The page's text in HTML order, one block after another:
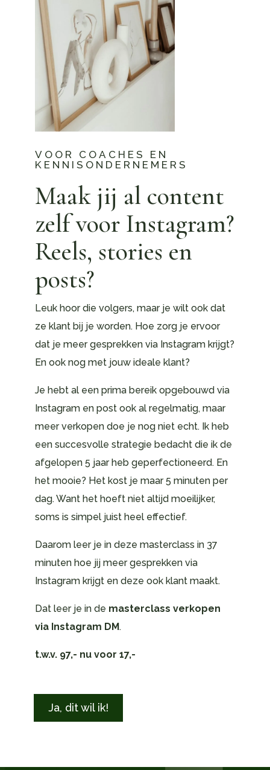
VOOR COACHES EN
KENNISONDERNEMERS
Maak jij al content
zelf voor Instagram?
Reels, stories en
posts?
Leuk hoor die volgers, maar je wilt ook dat
ze klant bij je worden. Hoe zorg je ervoor
dat je meer gesprekken via Instagram krijgt?
En ook nog met jouw ideale klant?
Je hebt al een prima bereik opgebouwd via
Instagram en post ook al regelmatig, maar
meer verkopen doe je nog niet echt. Ik heb
een succesvolle strategie bedacht die ik de
afgelopen 5 jaar heb geperfectioneerd. En
het mooie? Het kost je maar 5 minuten per
dag. Want het hoeft niet altijd moeilijker,
soms is simpel juist heel effectief.
Daarom leer je in deze masterclass in 37
minuten hoe jij meer gesprekken via
Instagram krijgt en deze ook klant maakt.
Dat leer je in de masterclass verkopen
via Instagram DM.
t.w.v. 97,- nu voor 17,-
Ja, dit wil ik!